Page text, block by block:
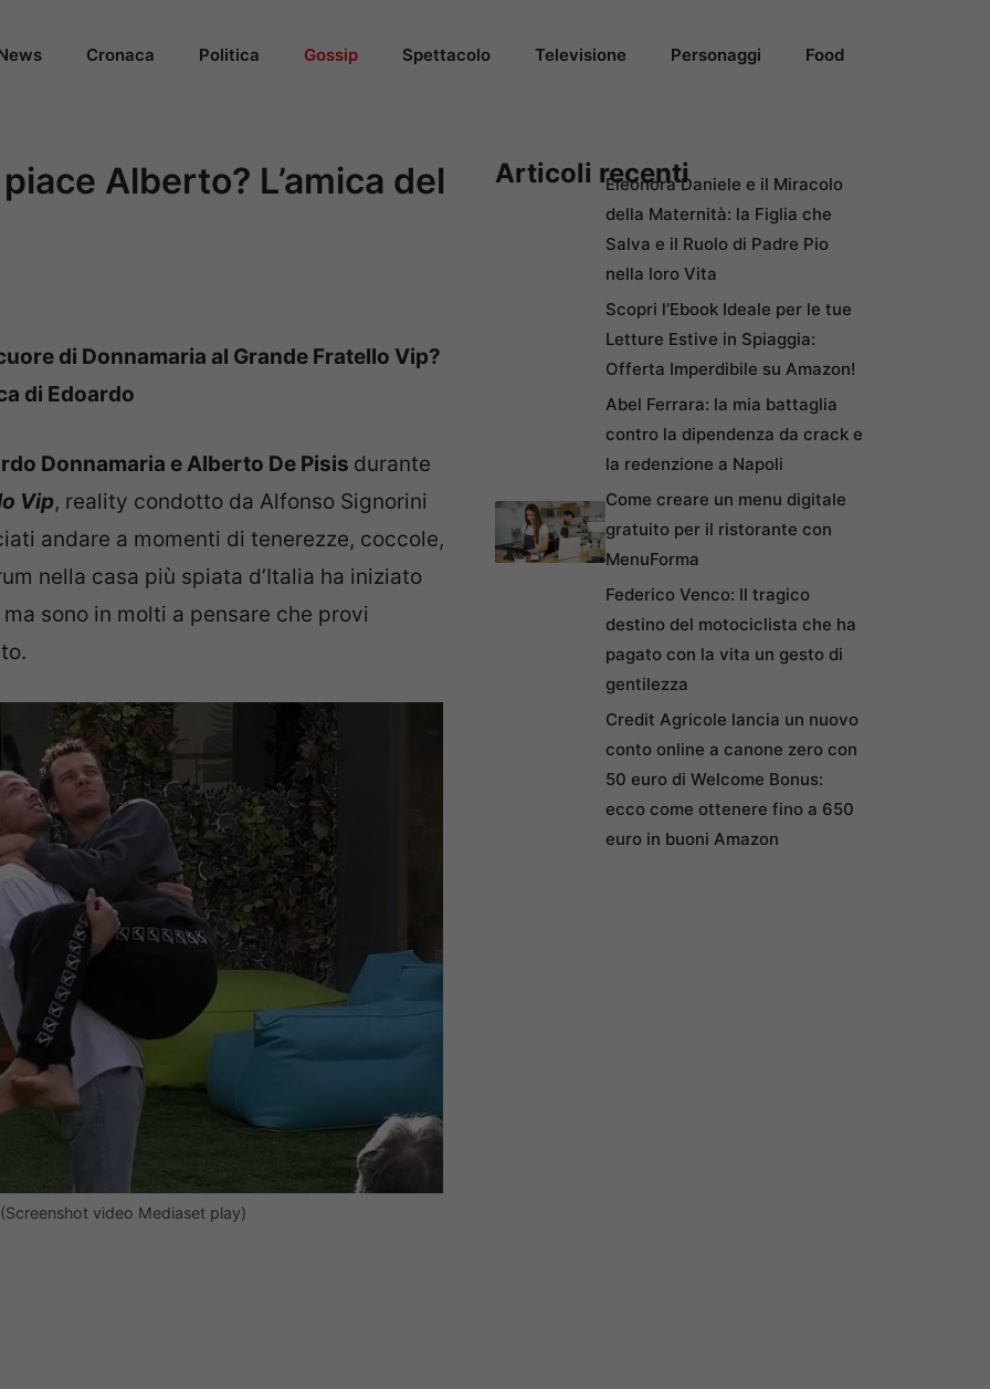
Cronaca Politica Gossip Spettacolo Televisione Personaggi Food
Alberto? L’amica del
di Donnamaria al Grande Fratello Vip?
di Edoardo
Donnamaria e Alberto De Pisis durante
Vip, reality condotto da Alfonso Signorini
andare a momenti di tenerezze, coccole,
nella casa più spiata d’Italia ha iniziato
sono in molti a pensare che provi
video Mediaset play)
Articoli recentiEleonora Daniele e il Miracolo
della Maternità: la Figlia che
Salva e il Ruolo di Padre Pio
nella loro Vita
Scopri l’Ebook Ideale per le tue
Letture Estive in Spiaggia:
Offerta Imperdibile su Amazon!
Abel Ferrara: la mia battaglia
contro la dipendenza da crack e
la redenzione a Napoli
Come creare un menu digitale
gratuito per il ristorante con
MenuForma
Federico Venco: Il tragico
destino del motociclista che ha
pagato con la vita un gesto di
gentilezza
Credit Agricole lancia un nuovo
conto online a canone zero con
50 euro di Welcome Bonus:
ecco come ottenere fino a 650
euro in buoni Amazon